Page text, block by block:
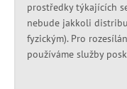
prostředky týkajících
nebude jakkoli
fyzickým). Pro
používáme služby